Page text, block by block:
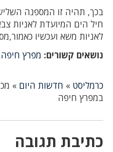
בכך, תהיה זו המספנה
חיל הים המיועדת לאניות
לאניות משא ועכשיו
נושאים קשורים: מפרץ חיפה
כרמליסט » חדשות היום »
במפרץ חיפה
כתיבת תגובה